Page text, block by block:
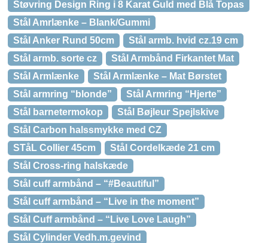
Støvring Design Ring i 8 Karat Guld med Blå Topas
Stål Amrlænke – Blank/Gummi
Stål Anker Rund 50cm
Stål armb. hvid cz.19 cm
Stål armb. sorte cz
Stål Armbånd Firkantet Mat
Stål Armlænke
Stål Armlænke – Mat Børstet
Stål armring “blonde”
Stål Armring “Hjerte”
Stål barnetermokop
Stål Bøjleur Spejlskive
Stål Carbon halssmykke med CZ
STåL Collier 45cm
Stål Cordelkæde 21 cm
Stål Cross-ring halskæde
Stål cuff armbånd – “#Beautiful”
Stål cuff armbånd – “Live in the moment”
Stål Cuff armbånd – “Live Love Laugh”
Stål Cylinder Vedh.m.gevind